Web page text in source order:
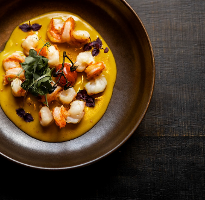
Frans & Yvonne Book